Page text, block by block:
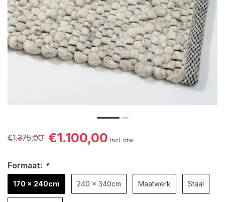
€1.375,00 €1.100,00 Incl. btw
Formaat: *
170 x 240cm 240 x 340cm Maatwerk Staal